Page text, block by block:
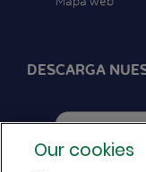
DESCARGA
Our cookies